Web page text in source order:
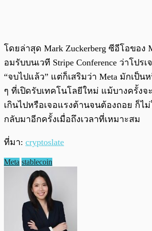
โดยล่าสุด Mark Zuckerberg ซีอีโอของ
อมรับบนเวที Stripe Conference ว่าโปร
“จบไปแล้ว” แต่ก็เสริมว่า Meta มักเป็น
ๆ ที่เปิดรับเทคโนโลยีใหม่ แม้บางครั้งจ
เกินไปหรือเจอแรงต้านจนต้องถอย ก็ไม่
กลับมาอีกครั้งเมื่อถึงเวลาที่เหมาะสม
ที่มา: cryptoslate
Meta stablecoin